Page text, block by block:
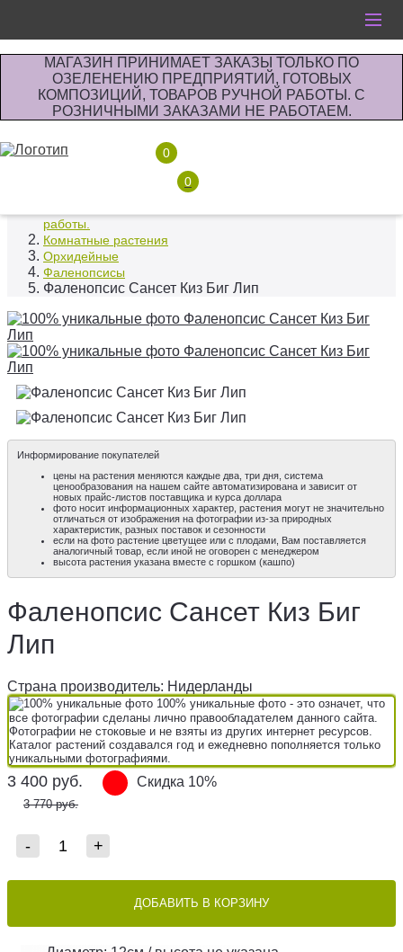
МАГАЗИН ПРИНИМАЕТ ЗАКАЗЫ ТОЛЬКО ПО
ОЗЕЛЕНЕНИЮ ПРЕДПРИЯТИЙ, ГОТОВЫХ
КОМПОЗИЦИЙ, ТОВАРОВ РУЧНОЙ РАБОТЫ. С
РОЗНИЧНЫМИ ЗАКАЗАМИ НЕ РАБОТАЕМ.
0
0
Интернет-магазин по озеленению предприятии офисов
работы.
Комнатные растения
Орхидейные
Фаленопсисы
Фаленопсис Сансет Киз Биг Лип
Информирование покупателей
цены на растения меняются каждые два, три дня, система
ценообразования на нашем сайте автоматизирована и зависит от
новых прайс-листов поставщика и курса доллара
фото носит информационных характер, растения могут не значительно
отличаться от изображения на фотографии из-за природных
характеристик, разных поставок и сезонности
если на фото растение цветущее или с плодами, Вам поставляется
аналогичный товар, если иной не оговорен с менеджером
высота растения указана вместе с горшком (кашпо)
Фаленопсис Сансет Киз Биг
Лип
Страна производитель: Нидерланды
100% уникальные фото - это означет, что
все фотографии сделаны лично правообладателем данного сайта.
Фотографии не стоковые и не взяты из других интернет ресурсов.
Каталог растений создавался год и ежедневно пополняется только
уникальными фотографиями.
3 400 руб. Скидка 10%
3 770 руб.
- +
ДОБАВИТЬ В КОРЗИНУ